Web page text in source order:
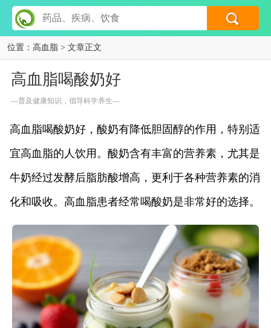
位置： 高血脂 > 文章正文
高血脂喝酸奶好
---普及健康知识，倡导科学养生---
高血脂喝酸奶好，酸奶有降低胆固醇的作用，特别适
宜高血脂的人饮用。酸奶含有丰富的营养素，尤其是
牛奶经过发酵后脂肪酸增高，更利于各种营养素的消
化和吸收。高血脂患者经常喝酸奶是非常好的选择。